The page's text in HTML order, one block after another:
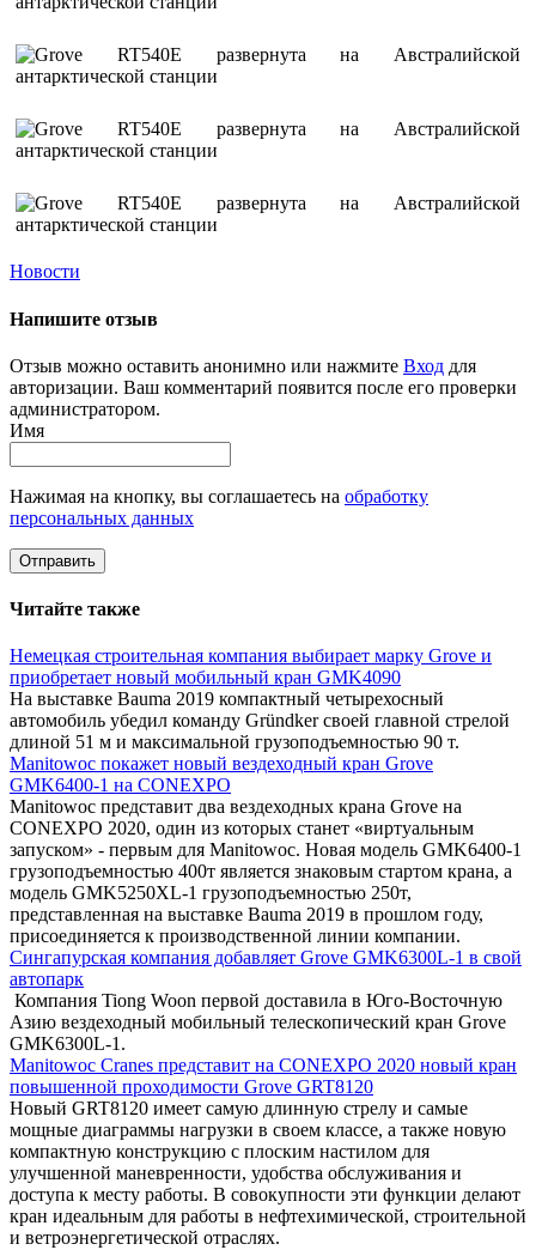
Новости
Напишите отзыв
Отзыв можно оставить анонимно или нажмите Вход для
авторизации. Ваш комментарий появится после его проверки
администратором.
Имя
Нажимая на кнопку, вы соглашаетесь на обработку
персональных данных
Отправить
Читайте также
Немецкая строительная компания выбирает марку Grove и
приобретает новый мобильный кран GMK4090
На выставке Bauma 2019 компактный четырехосный
автомобиль убедил команду Gründker своей главной стрелой
длиной 51 м и максимальной грузоподъемностью 90 т.
Manitowoc покажет новый вездеходный кран Grove
GMK6400-1 на CONEXPO
Manitowoc представит два вездеходных крана Grove на
CONEXPO 2020, один из которых станет «виртуальным
запуском» - первым для Manitowoc. Новая модель GMK6400-1
грузоподъемностью 400т является знаковым стартом крана, а
модель GMK5250XL-1 грузоподъемностью 250т,
представленная на выставке Bauma 2019 в прошлом году,
присоединяется к производственной линии компании.
Сингапурская компания добавляет Grove GMK6300L-1 в свой
автопарк
Компания Tiong Woon первой доставила в Юго-Восточную
Азию вездеходный мобильный телескопический кран Grove
GMK6300L-1.
Manitowoc Cranes представит на CONEXPO 2020 новый кран
повышенной проходимости Grove GRT8120
Новый GRT8120 имеет самую длинную стрелу и самые
мощные диаграммы нагрузки в своем классе, а также новую
компактную конструкцию с плоским настилом для
улучшенной маневренности, удобства обслуживания и
доступа к месту работы. В совокупности эти функции делают
кран идеальным для работы в нефтехимической, строительной
и ветроэнергетической отраслях.